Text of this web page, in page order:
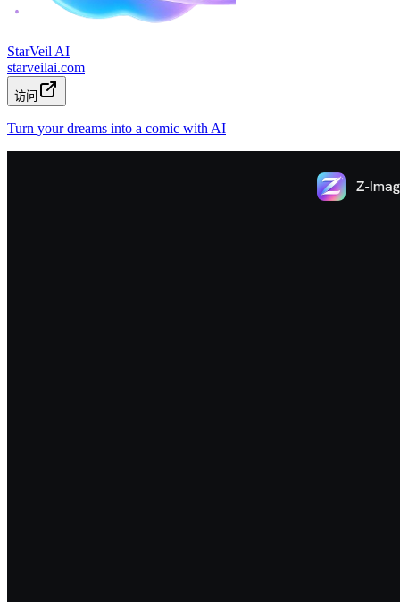
StarVeil AI
starveilai.com
访问
Turn your dreams into a comic with AI